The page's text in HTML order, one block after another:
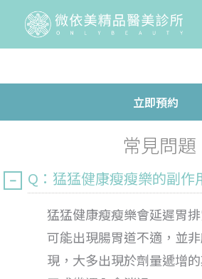
立即預約
常見問題
Q：猛猛健康瘦瘦樂的副作
猛猛健康瘦瘦樂會延遲胃
可能出現腸胃道不適，並
現，大多出現於劑量遞增